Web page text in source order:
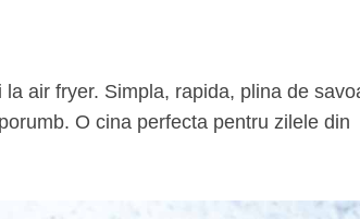
O cina perfecta pentru zilele din